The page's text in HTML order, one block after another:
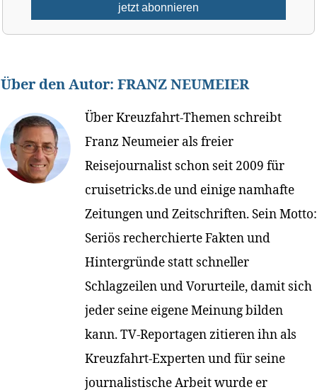
Über den Autor: FRANZ NEUMEIER
Über Kreuzfahrt-Themen schreibt
Franz Neumeier als freier
Reisejournalist schon seit 2009 für
cruisetricks.de und einige namhafte
Zeitungen und Zeitschriften. Sein Motto:
Seriös recherchierte Fakten und
Hintergründe statt schneller
Schlagzeilen und Vorurteile, damit sich
jeder seine eigene Meinung bilden
kann. TV-Reportagen zitieren ihn als
Kreuzfahrt-Experten und für seine
journalistische Arbeit wurde er